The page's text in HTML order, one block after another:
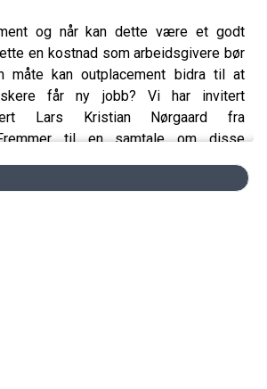
og når kan dette være et godt
en kostnad som arbeidsgivere bør
måte kan outplacement bidra til at
får ny jobb? Vi har invitert
Lars Kristian Nørgaard fra
til en samtale om disse